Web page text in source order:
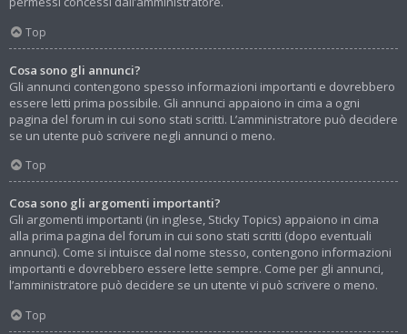
Top
Cosa sono gli annunci?
Gli annunci contengono spesso informazioni importanti e dovrebbero
essere letti prima possibile. Gli annunci appaiono in cima a ogni
pagina del forum in cui sono stati scritti. L’amministratore può decidere
se un utente può scrivere negli annunci o meno.
Top
Cosa sono gli argomenti importanti?
Gli argomenti importanti (in inglese, Sticky Topics) appaiono in cima
alla prima pagina del forum in cui sono stati scritti (dopo eventuali
annunci). Come si intuisce dal nome stesso, contengono informazioni
importanti e dovrebbero essere lette sempre. Come per gli annunci,
l’amministratore può decidere se un utente vi può scrivere o meno.
Top